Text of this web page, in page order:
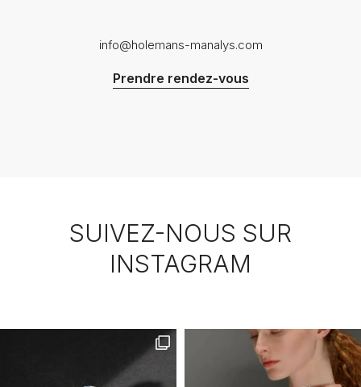
info@holemans-manalys.com
Prendre rendez-vous
SUIVEZ-NOUS SUR
INSTAGRAM